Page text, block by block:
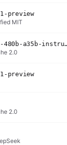
preview
MIT
qwen3-
2.0
preview
2.0